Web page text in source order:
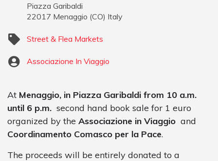
Piazza Garibaldi
22017 Menaggio (CO) Italy
Street & Flea Markets
Associazione In Viaggio
At Menaggio, in Piazza Garibaldi from 10 a.m.
until 6 p.m. second hand book sale for 1 euro
organized by the Associazione in Viaggio and
Coordinamento Comasco per la Pace.
The proceeds will be entirely donated to a